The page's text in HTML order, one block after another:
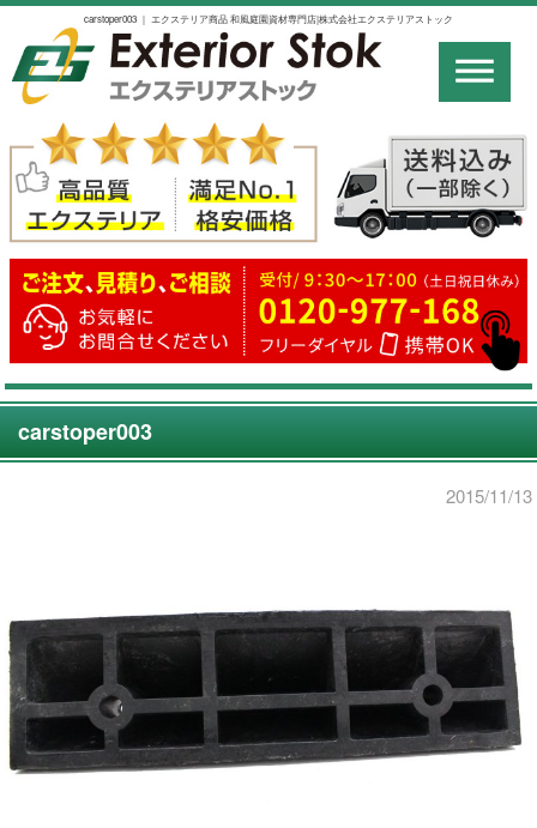
carstoper003 ｜ エクステリア商品 和風庭園資材専門店|株式会社エクステリアストック
carstoper003
2015/11/13